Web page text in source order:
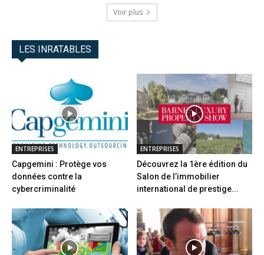
Voir plus
LES INRATABLES
ENTREPRISES
Capgemini : Protège vos
données contre la
cybercriminalité
ENTREPRISES
Découvrez la 1ère édition du
Salon de l’immobilier
international de prestige...